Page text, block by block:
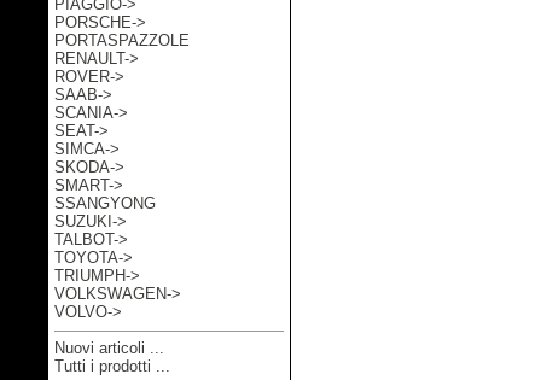
PIAGGIO->
PORSCHE->
PORTASPAZZOLE
RENAULT->
ROVER->
SAAB->
SCANIA->
SEAT->
SIMCA->
SKODA->
SMART->
SSANGYONG
SUZUKI->
TALBOT->
TOYOTA->
TRIUMPH->
VOLKSWAGEN->
VOLVO->
Nuovi articoli ...
Tutti i prodotti ...